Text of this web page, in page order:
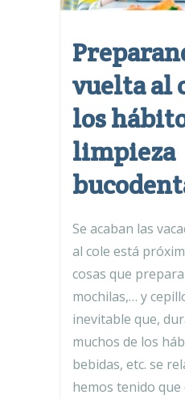
vuelta al
los
limpieza
Se acaban las
al cole está
cosas que
mochilas,… y
inevitable que,
muchos de los
bebidas, etc. se
hemos tenido